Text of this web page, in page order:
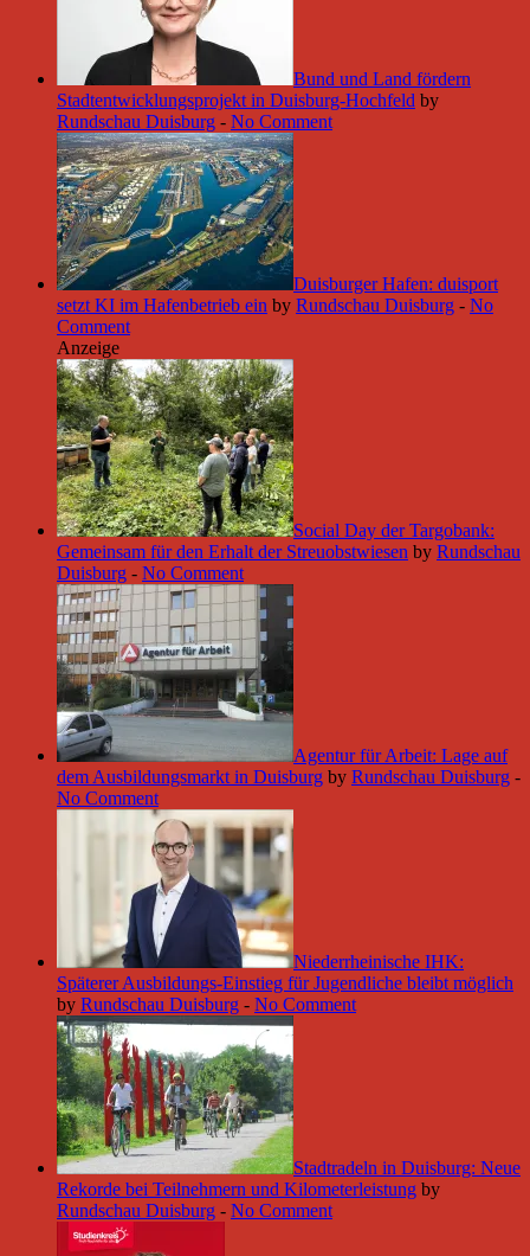
Bund und Land fördern
Stadtentwicklungsprojekt in Duisburg-Hochfeld by
Rundschau Duisburg - No Comment
Duisburger Hafen: duisport
setzt KI im Hafenbetrieb ein by Rundschau Duisburg - No
Comment
Anzeige
Social Day der Targobank:
Gemeinsam für den Erhalt der Streuobstwiesen by Rundschau
Duisburg - No Comment
Agentur für Arbeit: Lage auf
dem Ausbildungsmarkt in Duisburg by Rundschau Duisburg -
No Comment
Niederrheinische IHK:
Späterer Ausbildungs-Einstieg für Jugendliche bleibt möglich
by Rundschau Duisburg - No Comment
Stadtradeln in Duisburg: Neue
Rekorde bei Teilnehmern und Kilometerleistung by
Rundschau Duisburg - No Comment